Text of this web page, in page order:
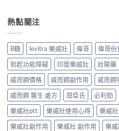
熱點關注
B糖 levitra 樂威壯 偉哥 偉哥份
勃起功能障礙
印度樂威壯 壯陽藥
威而鋼價格
威而鋼副作用 威而鋼
威而鋼 醫生 處方
屈臣氏 必利勁
樂威壯ptt
樂威壯使用心得 樂威
樂威壯副作用
樂威壯 副作用 樂